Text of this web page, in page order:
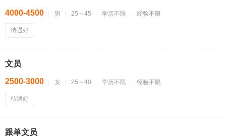
4000-4500 男 25～45 学历不限 经验不限
待遇好
文员
2500-3000 女 25～40 学历不限 经验不限
待遇好
跟单文员